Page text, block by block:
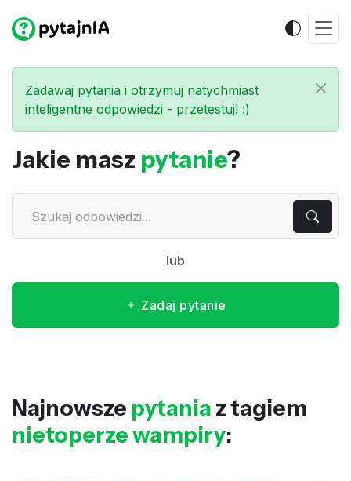
Zadawaj pytania i otrzymuj natychmiast
inteligentne odpowiedzi - przetestuj! :)
Jakie masz pytanie?
lub
Zadaj pytanie
Najnowsze pytania z tagiem
nietoperze wampiry: